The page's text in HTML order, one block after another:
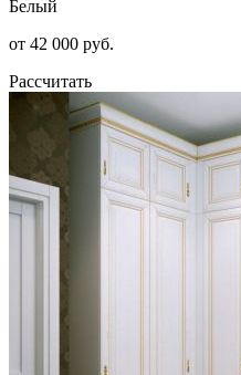
Белый
от 42 000 руб.
Рассчитать